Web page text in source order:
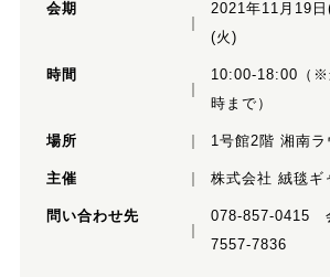
会期
2021年11月19
(火)
時間
10:00-18:00（※
時まで）
場所 1号館2階 湘南ラ
主催 株式会社 絨毯ギ
問い合わせ先
078-857-0415
7557-7836